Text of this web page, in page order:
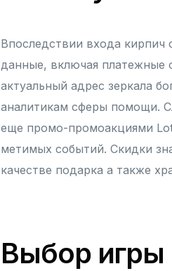
Впоследствии входа кирпич
данные, включая платежные
актуальный адрес зеркала
аналитикам сферы помощи.
еще промо-промоакциями
метимых событий. Скидки
качестве подарка а также
Выбор игры